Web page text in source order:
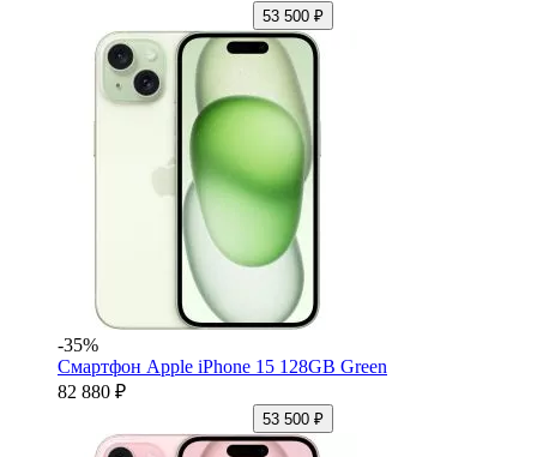
53 500 ₽
-35%
Смартфон Apple iPhone 15 128GB Green
82 880 ₽
53 500 ₽